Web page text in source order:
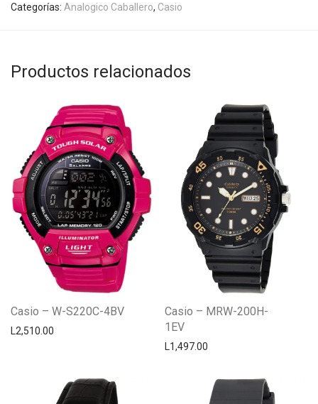
Categorías: Analogico Caballero, Casio
Productos relacionados
Casio – W-S220C-4BV
L2,510.00
Casio – MRW-200H-
1EV
L1,497.00